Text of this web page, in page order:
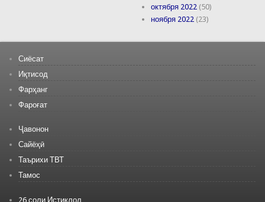
октября 2022 (50)
ноября 2022 (23)
Сиёсат
Иқтисод
Фарҳанг
Фароғат
Ҷавонон
Сайёҳӣ
Таърихи ТВТ
Тамос
26 соли Истиқлол